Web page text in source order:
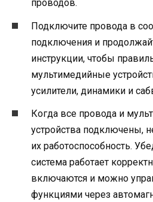
проводов.
Подключите провода в
подключения и
инструкции, чтобы
мультимедийные
усилители, динамики и
Когда все провода и
устройства подключены,
их работоспособность.
система работает
включаются и можно
функциями через